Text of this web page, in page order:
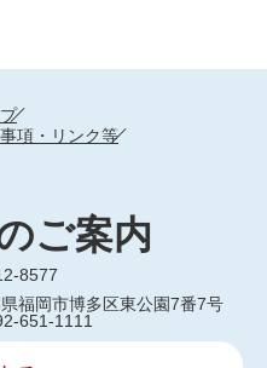
項・リンク等
ご案内
8577
福岡市博多区東公園7番7号
651-1111